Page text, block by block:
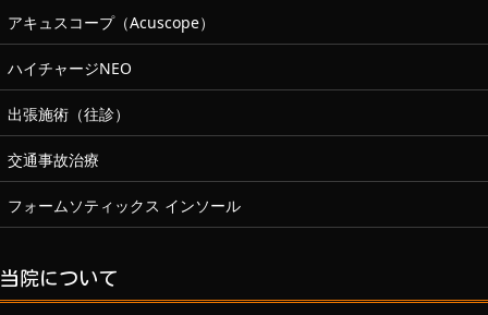
アキュスコープ（Acuscope）
ハイチャージNEO
出張施術（往診）
交通事故治療
フォームソティックス インソール
当院について